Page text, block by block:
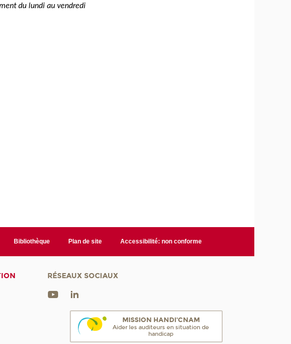
du lundi au vendredi
Bibliothèque Plan de site Accessibilité: non conforme
RÉSEAUX SOCIAUX
MISSION HANDI'CNAM
Aider les auditeurs en situation de
handicap